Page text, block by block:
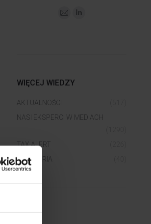
WIĘCEJ WIEDZY
AKTUALNOŚCI
NASI EKSPERCI W MEDIACH
TAX ALERT
WEBINARIA